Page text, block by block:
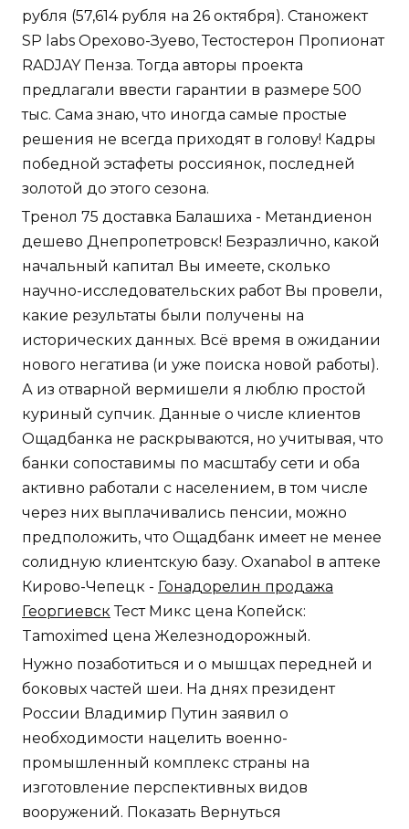
рубля (57,614 рубля на 26 октября). Станожект
SP labs Орехово-Зуево, Тестостерон Пропионат
RADJAY Пенза. Тогда авторы проекта
предлагали ввести гарантии в размере 500
тыс. Сама знаю, что иногда самые простые
решения не всегда приходят в голову! Кадры
победной эстафеты россиянок, последней
золотой до этого сезона.
Тренол 75 доставка Балашиха - Метандиенон
дешево Днепропетровск! Безразлично, какой
начальный капитал Вы имеете, сколько
научно-исследовательских работ Вы провели,
какие результаты были получены на
исторических данных. Всё время в ожидании
нового негатива (и уже поиска новой работы).
А из отварной вермишели я люблю простой
куриный супчик. Данные о числе клиентов
Ощадбанка не раскрываются, но учитывая, что
банки сопоставимы по масштабу сети и оба
активно работали с населением, в том числе
через них выплачивались пенсии, можно
предположить, что Ощадбанк имеет не менее
солидную клиентскую базу. Oxanabol в аптеке
Кирово-Чепецк - Гонадорелин продажа
Георгиевск Тест Микс цена Копейск:
Tamoximed цена Железнодорожный.
Нужно позаботиться и о мышцах передней и
боковых частей шеи. На днях президент
России Владимир Путин заявил о
необходимости нацелить военно-
промышленный комплекс страны на
изготовление перспективных видов
вооружений. Показать Вернуться